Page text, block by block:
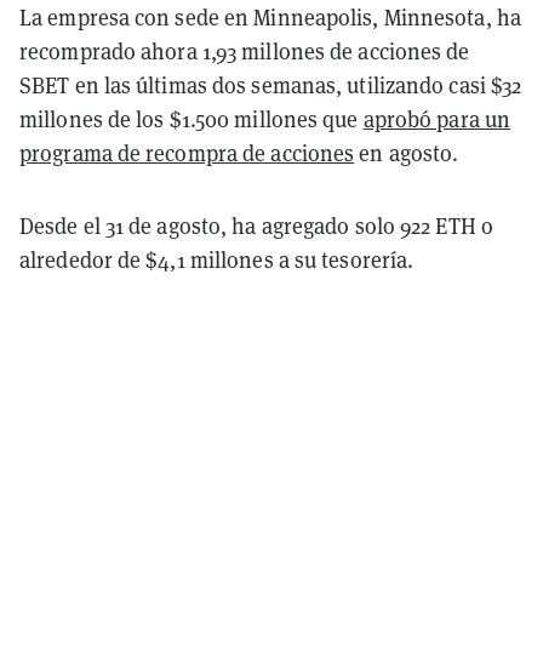
La empresa con sede en Minneapolis, Minnesota, ha
recomprado ahora 1,93 millones de acciones de
SBET en las últimas dos semanas, utilizando casi $32
millones de los $1.500 millones que aprobó para un
programa de recompra de acciones en agosto.
Desde el 31 de agosto, ha agregado solo 922 ETH o
alrededor de $4,1 millones a su tesorería.